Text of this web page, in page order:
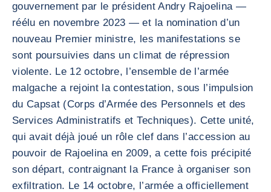
gouvernement par le président Andry Rajoelina —
réélu en novembre 2023 — et la nomination d’un
nouveau Premier ministre, les manifestations se
sont poursuivies dans un climat de répression
violente. Le 12 octobre, l’ensemble de l’armée
malgache a rejoint la contestation, sous l’impulsion
du Capsat (Corps d’Armée des Personnels et des
Services Administratifs et Techniques). Cette unité,
qui avait déjà joué un rôle clef dans l’accession au
pouvoir de Rajoelina en 2009, a cette fois précipité
son départ, contraignant la France à organiser son
exfiltration. Le 14 octobre, l’armée a officiellement